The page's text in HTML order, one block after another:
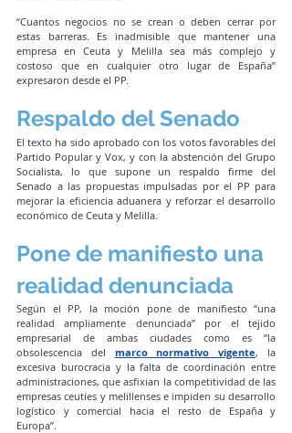
“Cuantos negocios no se crean o deben cerrar por
estas barreras. Es inadmisible que mantener una
empresa en Ceuta y Melilla sea más complejo y
costoso que en cualquier otro lugar de España”
expresaron desde el PP.
Respaldo del Senado
El texto ha sido aprobado con los votos favorables del
Partido Popular y Vox, y con la abstención del Grupo
Socialista, lo que supone un respaldo firme del
Senado a las propuestas impulsadas por el PP para
mejorar la eficiencia aduanera y reforzar el desarrollo
económico de Ceuta y Melilla.
Pone de manifiesto una
realidad denunciada
Según el PP, la moción pone de manifiesto “una
realidad ampliamente denunciada” por el tejido
empresarial de ambas ciudades como es “la
obsolescencia del marco normativo vigente, la
excesiva burocracia y la falta de coordinación entre
administraciones, que asfixian la competitividad de las
empresas ceutíes y melillenses e impiden su desarrollo
logístico y comercial hacia el resto de España y
Europa”.